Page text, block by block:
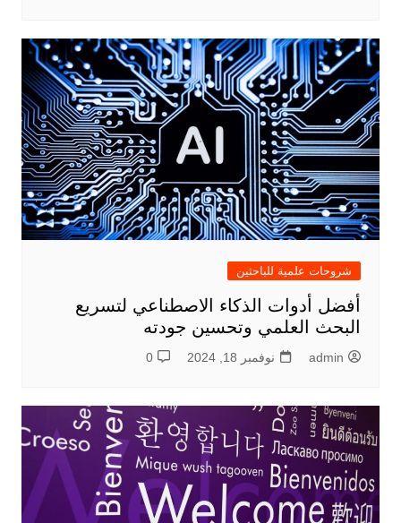
شروحات علمية للباحثين
أفضل أدوات الذكاء الاصطناعي لتسريع
البحث العلمي وتحسين جودته
admin نوفمبر 18, 2024 0